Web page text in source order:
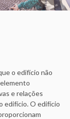
o edifício não
e relações
edifício. O edifício